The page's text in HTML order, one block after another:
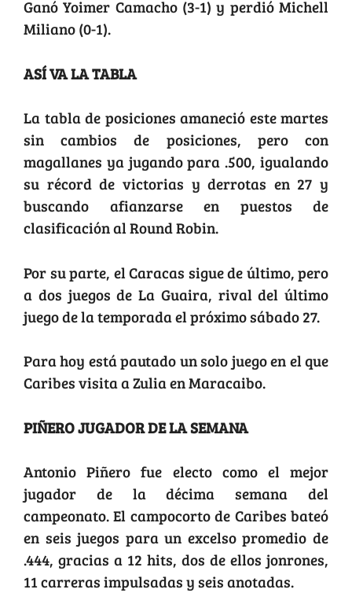
Ganó Yoimer Camacho (3-1) y perdió Michell
Miliano (0-1).
ASÍ VA LA TABLA
La tabla de posiciones amaneció este martes
sin cambios de posiciones, pero con
magallanes ya jugando para .500, igualando
su récord de victorias y derrotas en 27 y
buscando afianzarse en puestos de
clasificación al Round Robin.
Por su parte, el Caracas sigue de último, pero
a dos juegos de La Guaira, rival del último
juego de la temporada el próximo sábado 27.
Para hoy está pautado un solo juego en el que
Caribes visita a Zulia en Maracaibo.
PIÑERO JUGADOR DE LA SEMANA
Antonio Piñero fue electo como el mejor
jugador de la décima semana del
campeonato. El campocorto de Caribes bateó
en seis juegos para un excelso promedio de
.444, gracias a 12 hits, dos de ellos jonrones,
11 carreras impulsadas y seis anotadas.